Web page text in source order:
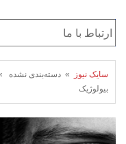
سایک نیوز
» دسته‌بندی نشده »
بیولوژیک